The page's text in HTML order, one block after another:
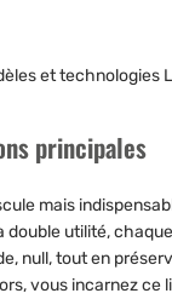
et technologies
principales
mais
double utilité,
null, tout en
vous incarnez